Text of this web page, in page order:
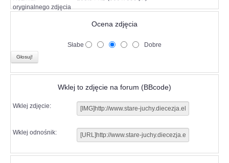
oryginalnego zdjęcia
Ocena zdjęcia
Słabe Dobre
Wklej to zdjęcie na forum (BBcode)
Wklej zdjęcie:
Wklej odnośnik: